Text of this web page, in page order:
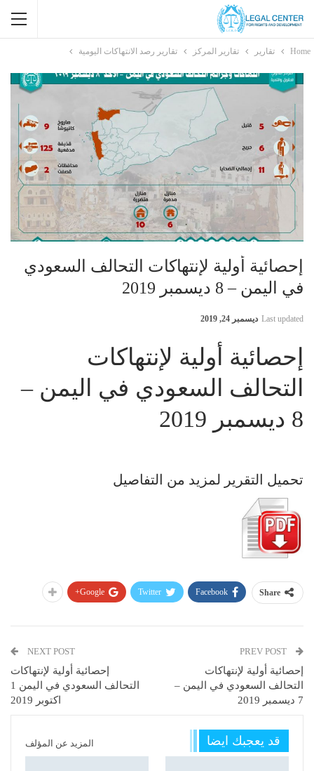
Home تقارير تقارير المركز تقارير رصد الانتهاكات اليومية
إحصائية أولية لإنتهاكات التحالف السعودي
في اليمن – 8 ديسمبر 2019
Last updated ديسمبر 24, 2019
إحصائية أولية لإنتهاكات
التحالف السعودي في اليمن –
8 ديسمبر 2019
تحميل التقرير لمزيد من التفاصيل
Share
Facebook
Twitter
Google+
إحصائية أولية لإنتهاكات
التحالف السعودي في اليمن –
7 ديسمبر 2019
NEXT POST
إحصائية أولية لإنتهاكات
التحالف السعودي في اليمن 1
اكتوبر 2019
قد يعجبك ايضا المزيد عن المؤلف